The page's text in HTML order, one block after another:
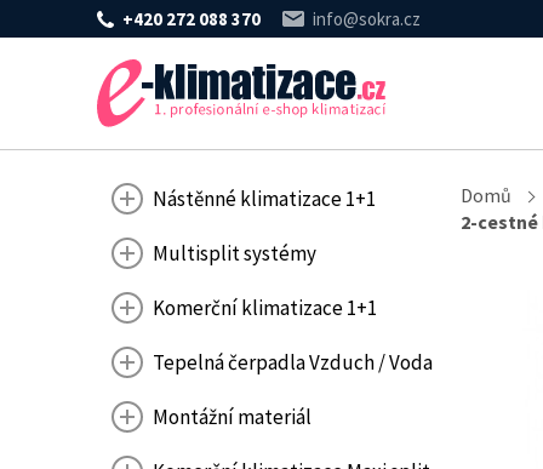
+420 272 088 370 info@sokra.cz
Nástěnné klimatizace 1+1
Multisplit systémy
Komerční klimatizace 1+1
Tepelná čerpadla Vzduch / Voda
Montážní materiál
Domů
2-